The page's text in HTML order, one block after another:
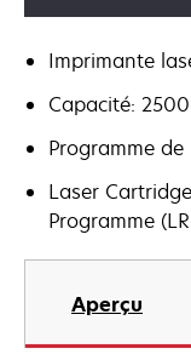
Imprimante
Capacité:
Programme
Laser
Programme
Aperçu